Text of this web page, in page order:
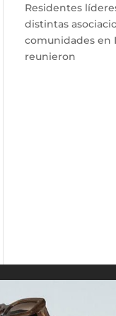
Residentes
distintas
comunidades en
reunieron